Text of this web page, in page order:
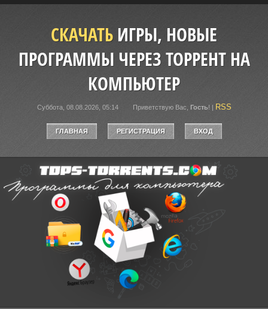
СКАЧАТЬИГРЫ, НОВЫЕ
ПРОГРАММЫ ЧЕРЕЗ ТОРРЕНТ НА
КОМПЬЮТЕР
Суббота, 08.08.2026, 05:14 Приветствую Вас Гость! | RSS
ГЛАВНАЯ РЕГИСТРАЦИЯ ВХОД